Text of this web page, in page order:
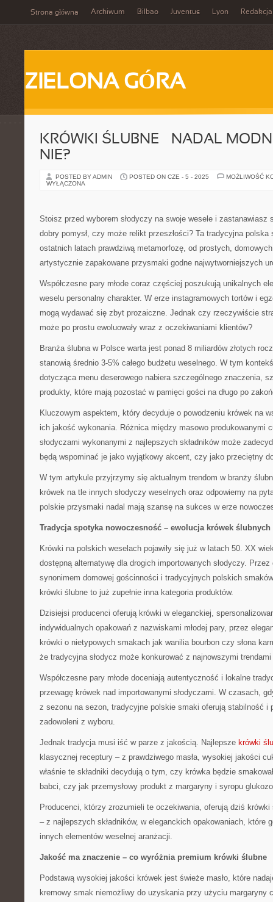
Strona główna Archiwum Bilbao Juventus Lyon Redakcja
ZIELONA GÓRA
KRÓWKI ŚLUBNE – NADAL
NIE?
POSTED BY ADMIN POSTED ON CZE - 5 - 2025
MOŻLIWOŚĆ
WYŁĄCZONA
Stoisz przed wyborem słodyczy na swoje wesele i zastanawiasz
dobry pomysł, czy może relikt przeszłości? Ta tradycyjna polska
ostatnich latach prawdziwą metamorfozę, od prostych,
artystycznie zapakowane przysmaki godne najwytworniejszych
Współczesne pary młode coraz częściej poszukują unikalnych
weselu personalny charakter. W erze instagramowych tortów i
mogą wydawać się zbyt prozaiczne. Jednak czy rzeczywiście
może po prostu ewoluowały wraz z oczekiwaniami klientów?
Branża ślubna w Polsce warta jest ponad 8 miliardów złotych
stanowią średnio 3-5% całego budżetu weselnego. W tym
dotycząca menu deserowego nabiera szczególnego znaczenia,
produkty, które mają pozostać w pamięci gości na długo po
Kluczowym aspektem, który decyduje o powodzeniu krówek na
ich jakość wykonania. Różnica między masowo produkowanymi
słodyczami wykonanymi z najlepszych składników może
będą wspominać je jako wyjątkowy akcent, czy jako przeciętny
W tym artykule przyjrzymy się aktualnym trendom w branży
krówek na tle innych słodyczy weselnych oraz odpowiemy na
polskie przysmaki nadal mają szansę na sukces w erze
Tradycja spotyka nowoczesność – ewolucja krówek ślubnych
Krówki na polskich weselach pojawiły się już w latach 50. XX
dostępną alternatywę dla drogich importowanych słodyczy. Przez
synonimem domowej gościnności i tradycyjnych polskich
krówki ślubne to już zupełnie inna kategoria produktów.
Dzisiejsi producenci oferują krówki w eleganckiej,
indywidualnych opakowań z nazwiskami młodej pary, przez
krówki o nietypowych smakach jak wanilia bourbon czy słona
że tradycyjna słodycz może konkurować z najnowszymi
Współczesne pary młode doceniają autentyczność i lokalne
przewagę krówek nad importowanymi słodyczami. W czasach,
z sezonu na sezon, tradycyjne polskie smaki oferują stabilność i
zadowoleni z wyboru.
Jednak tradycja musi iść w parze z jakością. Najlepsze krówki
klasycznej receptury – z prawdziwego masła, wysokiej jakości
właśnie te składniki decydują o tym, czy krówka będzie
babci, czy jak przemysłowy produkt z margaryny i syropu
Producenci, którzy zrozumieli te oczekiwania, oferują dziś
– z najlepszych składników, w eleganckich opakowaniach, które
innych elementów weselnej aranżacji.
Jakość ma znaczenie – co wyróżnia premium krówki ślubne
Podstawą wysokiej jakości krówek jest świeże masło, które
kremowy smak niemożliwy do uzyskania przy użyciu margaryny